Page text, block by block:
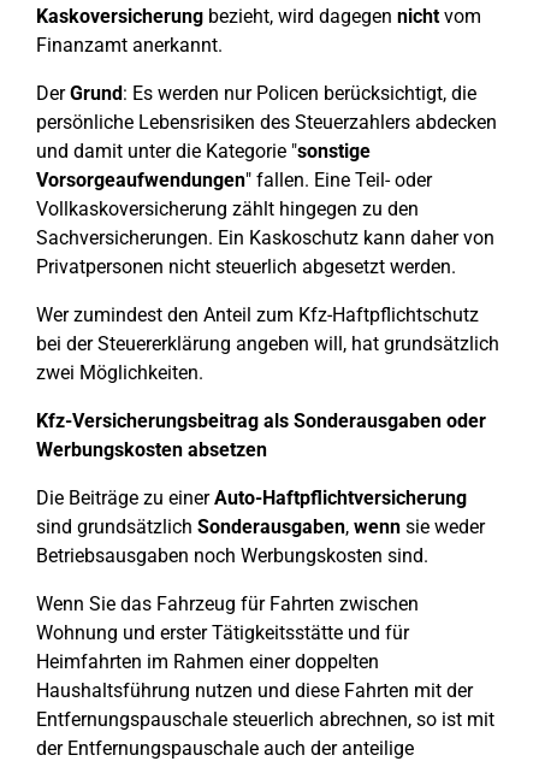
Kaskoversicherung bezieht, wird dagegen nichtvom
Finanzamt anerkannt.
DerGrund: Es werden nur Policen berücksichtigt, die
persönliche Lebensrisiken des Steuerzahlers abdecken
und damit unter die Kategorie "sonstige
Vorsorgeaufwendungen" fallen. Eine Teil- oder
Vollkaskoversicherung zählt hingegen zu den
Sachversicherungen. Ein Kaskoschutz kann daher von
Privatpersonen nicht steuerlich abgesetzt werden.
Wer zumindest den Anteil zum Kfz-Haftpflichtschutz
bei der Steuererklärung angeben will, hat grundsätzlich
zwei Möglichkeiten.
Kfz-Versicherungsbeitrag als Sonderausgaben oder
Werbungskosten absetzen
Die Beiträge zu einerAuto-Haftpflichtversicherung
sind grundsätzlich Sonderausgaben, wenn sie weder
Betriebsausgaben noch Werbungskosten sind.
Wenn Sie das Fahrzeug für Fahrten zwischen
Wohnung und erster Tätigkeitsstätte und für
Heimfahrten im Rahmen einer doppelten
Haushaltsführung nutzen und diese Fahrten mit der
Entfernungspauschale steuerlich abrechnen, so ist mit
der Entfernungspauschale auch der anteilige